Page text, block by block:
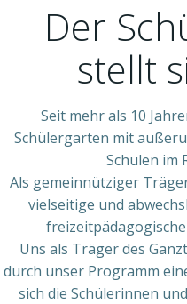
Der
stellt
Seit mehr als 10
Schülergarten mit
Schulen im
Als gemeinnütziger
vielseitige und
Uns als Träger des
durch unser Programm
sich die Schülerinnen